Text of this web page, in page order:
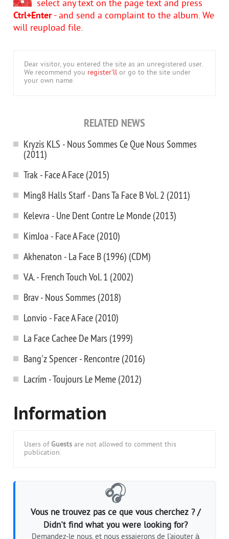
select any text on the page text and press
Ctrl+Enter- and send a complaint to the album. We
will reupload file.
Dear visitor, you entered the site as an unregistered user.
We recommend you register'll or go to the site under
your own name.
RELATED NEWS
Kryzis KLS - Nous Sommes Ce Que Nous Sommes
(2011)
Trak - Face A Face (2015)
Ming8 Halls Starf - Dans Ta Face B Vol. 2 (2011)
Kelevra - Une Dent Contre Le Monde (2013)
KimJoa - Face A Face (2010)
Akhenaton - La Face B (1996) (CDM)
V.A. - French Touch Vol. 1 (2002)
Brav - Nous Sommes (2018)
Lonvio - Face A Face (2010)
La Face Cachee De Mars (1999)
Bang'z Spencer - Rencontre (2016)
Lacrim - Toujours Le Meme (2012)
Information
Users of Guests are not allowed to comment this
publication.
🎧
Vous ne trouvez pas ce que vous cherchez ? /
Didn't find what you were looking for?